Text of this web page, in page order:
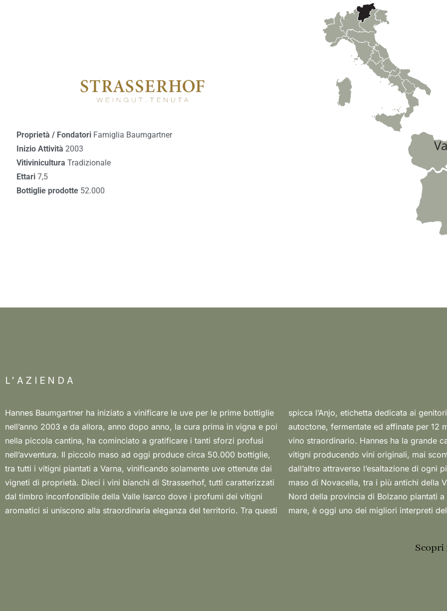
Proprietà / Fondatori Famiglia Baumgartner
Inizio Attività 2003
Vitivinicultura Tradizionale
Ettari 7,5
Bottiglie prodotte 52.000
L’AZIENDA
Hannes Baumgartner ha iniziato a vinificare le uve per le prime bottiglie
nell’anno 2003 e da allora, anno dopo anno, la cura prima in vigna e poi
nella piccola cantina, ha cominciato a gratificare i tanti sforzi profusi
nell’avventura. Il piccolo maso ad oggi produce circa 50.000 bottiglie,
tra tutti i vitigni piantati a Varna, vinificando solamente uve ottenute dai
vigneti di proprietà. Dieci i vini bianchi di Strasserhof, tutti caratterizzati
dal timbro inconfondibile della Valle Isarco dove i profumi dei vitigni
aromatici si uniscono alla straordinaria eleganza del territorio. Tra questi
spicca l’Anjo, etichetta dedicata ai genitori, dove un perfetto blend di uve
autoctone, fermentate ed affinate per 12 mesi in botti da 20 hl, offre un
vino straordinario. Hannes ha la grande capacità di interpretare i singoli
vitigni producendo vini originali, mai scontati e sempre ben diversi uno
dall’altro attraverso l’esaltazione di ogni più piccola sfumatura. Il piccolo
maso di Novacella, tra i più antichi della Valle Isarco con i vigneti più a
Nord della provincia di Bolzano piantati a più di 700 metri sul livello del
mare, è oggi uno dei migliori interpreti